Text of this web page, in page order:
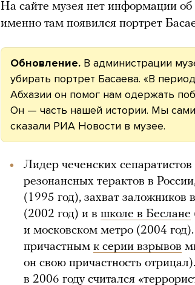
На сайте музея нет информации об
именно там появился портрет
Обновление. В администрации
убирать портрет Басаева. «В
Абхазии он помог нам одержать
Он — часть нашей истории. Мы
сказали РИА Новости в музее.
Лидер чеченских
резонансных терактов в
(1995 год), захват заложников
(2002 год) и в школе в Беслане
и московском метро (2004
причастным к серии взрывов
он свою причастность
в 2006 году считался